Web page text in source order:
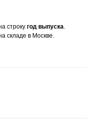
строку год выпуска.
складе в Москве.